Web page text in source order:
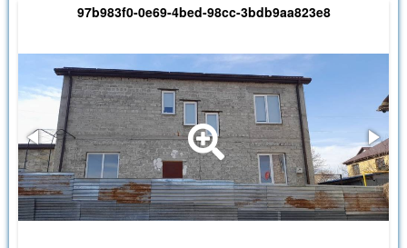
97b983f0-0e69-4bed-98cc-3bdb9aa823e8